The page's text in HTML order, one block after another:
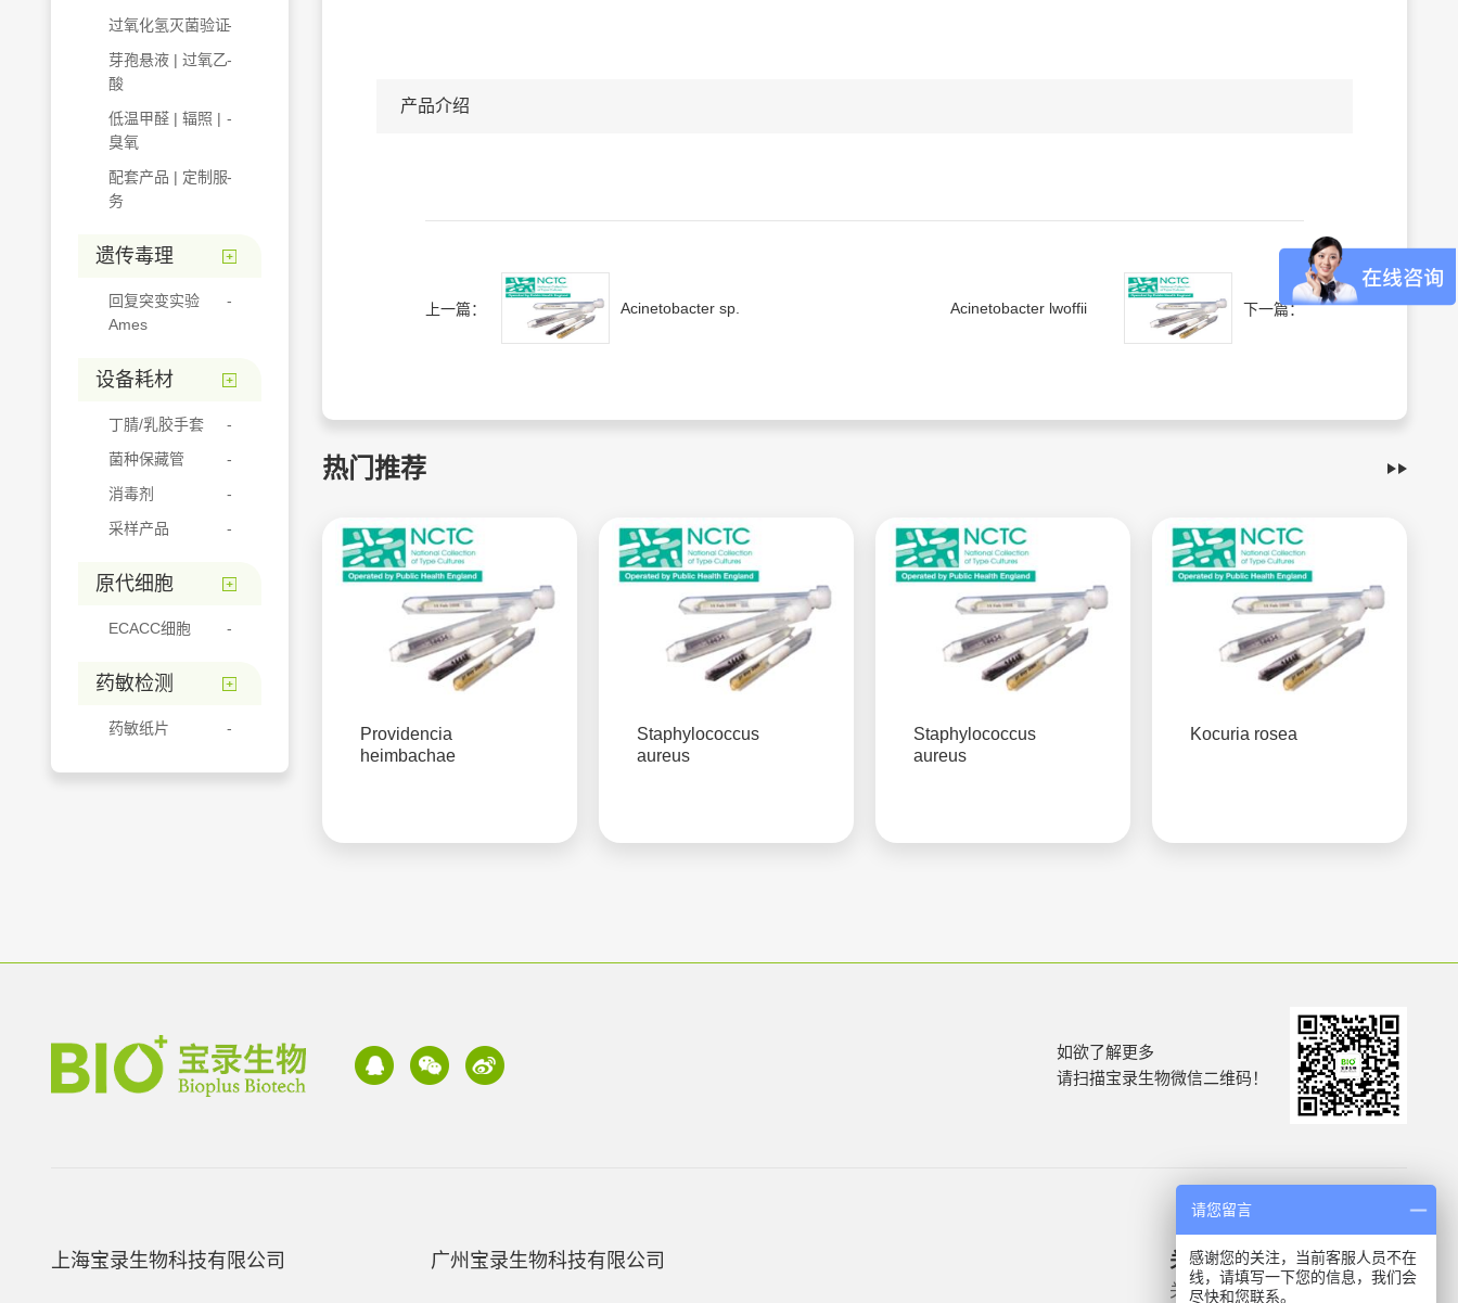
过氧化氢灭菌验证
芽孢悬液 | 过氧乙
酸
低温甲醛 | 辐照 |
臭氧
配套产品 | 定制服
务
遗传毒理
回复突变实验
Ames
设备耗材
丁腈/乳胶手套
菌种保藏管
消毒剂
采样产品
原代细胞
ECACC细胞
药敏检测
药敏纸片
产品介绍
上一篇： Acinetobacter sp. Acinetobacter lwoffii 下一篇：
热门推荐
Providencia
heimbachae
Staphylococcus
aureus
Staphylococcus
aureus
Kocuria rosea
如欲了解更多
请扫描宝录生物微信二维码！
上海宝录生物科技有限公司 广州宝录生物科技有限公司 关于我们
关于我们
产品信息
微生物质控菌株
请您留言
感谢您的关注，当前客服人员不在
线，请填写一下您的信息，我们会
尽快和您联系。